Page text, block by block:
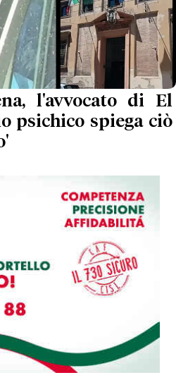
l'avvocato di El
psichico spiega ciò